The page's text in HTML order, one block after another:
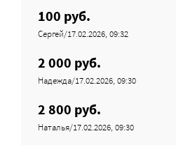
100 руб.
Сергей/17.02.2026, 09:32
2 000 руб.
Надежда/17.02.2026, 09:30
2 800 руб.
Наталья/17.02.2026, 09:30